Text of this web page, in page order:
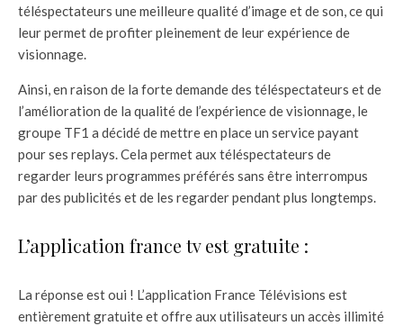
téléspectateurs une meilleure qualité d’image et de son, ce qui
leur permet de profiter pleinement de leur expérience de
visionnage.
Ainsi, en raison de la forte demande des téléspectateurs et de
l’amélioration de la qualité de l’expérience de visionnage, le
groupe TF1 a décidé de mettre en place un service payant
pour ses replays. Cela permet aux téléspectateurs de
regarder leurs programmes préférés sans être interrompus
par des publicités et de les regarder pendant plus longtemps.
L’application france tv est gratuite :
La réponse est oui ! L’application France Télévisions est
entièrement gratuite et offre aux utilisateurs un accès illimité